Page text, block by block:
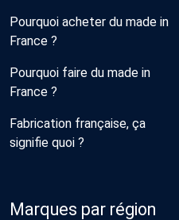
Pourquoi acheter du made in
France ?
Pourquoi faire du made in
France ?
Fabrication française, ça
signifie quoi ?
Marques par région